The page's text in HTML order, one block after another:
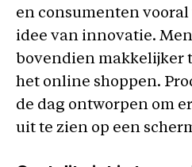
en consumenten
idee van innovatie.
bovendien makkelijker
het online shoppen.
de dag ontworpen om
uit te zien op een